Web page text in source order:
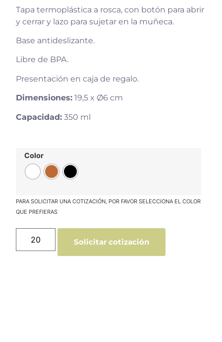
Tapa termoplástica a rosca, con botón para abrir
y cerrar y lazo para sujetar en la muñeca.
Base antideslizante.
Libre de BPA.
Presentación en caja de regalo.
Dimensiones: 19,5 x Ø6 cm
Capacidad: 350 ml
Color
Solicitar cotización